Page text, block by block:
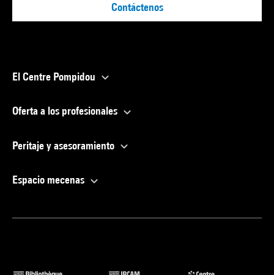
Contáctenos
El Centre Pompidou
Oferta a los profesionales
Peritaje y asesoramiento
Espacio mecenas